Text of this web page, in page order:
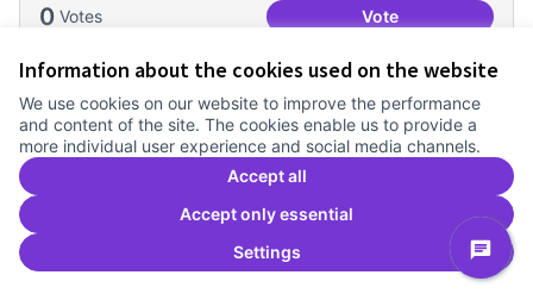
Information about the cookies used on the website
We use cookies on our website to improve the performance
and content of the site. The cookies enable us to provide a
more individual user experience and social media channels.
Accept all
Accept only essential
Settings
0 Votes VoteProjecte